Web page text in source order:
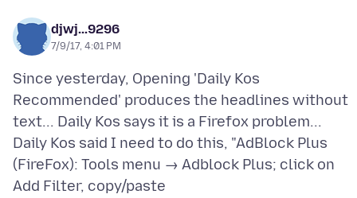
djwj...9296
7/9/17, 4:01 PM
Since yesterday, Opening 'Daily Kos
Recommended' produces the headlines without
text... Daily Kos says it is a Firefox problem...
Daily Kos said I need to do this, "AdBlock Plus
(FireFox): Tools menu → Adblock Plus; click on
Add Filter, copy/paste